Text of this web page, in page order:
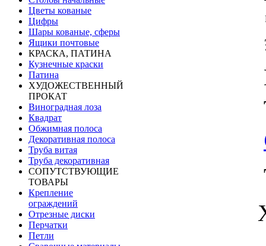
Цветы кованые
Цифры
Шары кованые, сферы
Ящики почтовые
КРАСКА, ПАТИНА
Кузнечные краски
Патина
ХУДОЖЕСТВЕННЫЙ
ПРОКАТ
Виноградная лоза
Квадрат
Обжимная полоса
Декоративная полоса
Труба витая
Труба декоративная
СОПУТСТВУЮЩИЕ
ТОВАРЫ
Крепление
ограждений
Отрезные диски
Перчатки
Петли